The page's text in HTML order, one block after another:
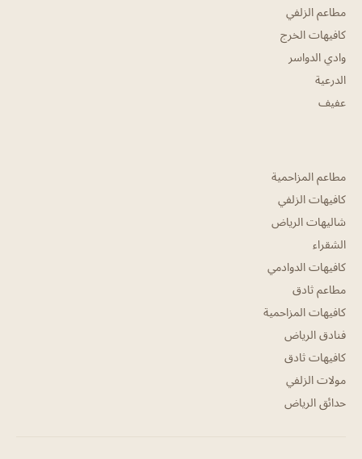
مطاعم الزلفي
كافيهات الخرج
وادي الدواسر
الدرعية
عفيف
مطاعم المزاحمية
كافيهات الزلفي
شاليهات الرياض
الشقراء
كافيهات الدوادمي
مطاعم ثادق
كافيهات المزاحمية
فنادق الرياض
كافيهات ثادق
مولات الزلفي
حدائق الرياض